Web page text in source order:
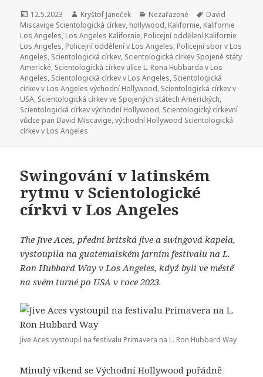
Publikováno:
12.5.2023 Autor:
Kryštof Janeček Rubriky:
Nezařazené Štítky:
David
Miscavige Scientologická církev, hollywood, Kalifornie, Kalifornie
Los Angeles, Los Angeles Kalifornie, Policejní oddělení Kalifornie
Los Angeles, Policejní oddělení v Los Angeles, Policejní sbor v Los
Angeles, Scientologická církev, Scientologická církev Spojené státy
Americké, Scientologická církev ulice L. Rona Hubbarda v Los
Angeles, Scientologická církev v Los Angeles, Scientologická
církev v Los Angeles východní Hollywood, Scientologická církev v
USA, Scientologická církev ve Spojených státech Amerických,
Scientologická církev východní Hollywood, Scientologický církevní
vůdce pan David Miscavige,východní Hollywood Scientologická
církev v Los Angeles
Swingování v latinském
rytmu v Scientologické
církvi v Los Angeles
The Jive Aces, přední britská jive a swingová kapela,
vystoupila na guatemalském jarním festivalu na L.
Ron Hubbard Way v Los Angeles, když byli ve městě
na svém turné po USA v roce 2023.
Jive Aces vystoupil na festivalu Primavera na L. Ron Hubbard Way
Minulý víkend se Východní Hollywood pořádně